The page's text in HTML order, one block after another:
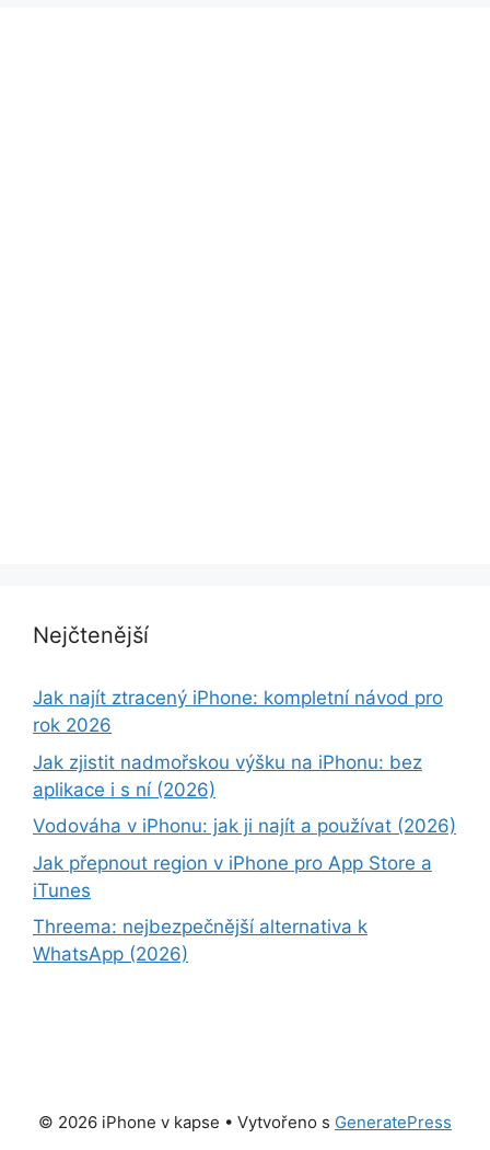
Nejčtenější
Jak najít ztracený iPhone: kompletní návod pro
rok 2026
Jak zjistit nadmořskou výšku na iPhonu: bez
aplikace i s ní (2026)
Vodováha v iPhonu: jak ji najít a používat (2026)
Jak přepnout region v iPhone pro App Store a
iTunes
Threema: nejbezpečnější alternativa k
WhatsApp (2026)
© 2026 iPhone v kapse • Vytvořeno s GeneratePress